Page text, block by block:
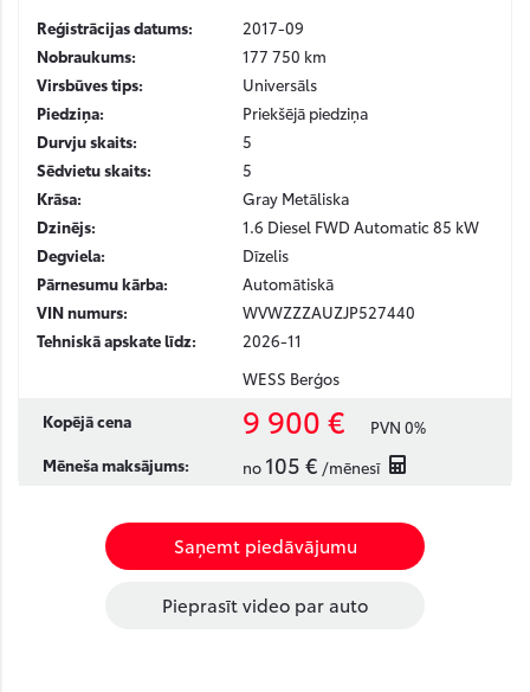
Reģistrācijas datums:
2017-09
Nobraukums:
177 750 km
Virsbūves tips:
Universāls
Piedziņa:
Priekšējā piedziņa
Durvju skaits:
5
Sēdvietu skaits:
5
Krāsa:
Gray Metāliska
Dzinējs:
1.6 Diesel FWD Automatic 85 kW
Degviela:
Dīzelis
Pārnesumu kārba:
Automātiskā
VIN numurs:
WVWZZZAUZJP527440
Tehniskā apskate līdz:
2026-11
WESS Berģos
Kopējā cena
9 900 €
PVN 0%
Mēneša maksājums:
no 105 € /mēnesī
Saņemt piedāvājumu
Pieprasīt video par auto